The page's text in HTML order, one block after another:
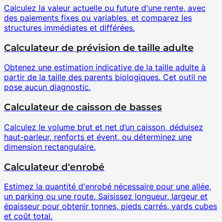
Calculez la valeur actuelle ou future d'une rente, avec
des paiements fixes ou variables, et comparez les
structures immédiates et différées.
Calculateur de prévision de taille adulte
Obtenez une estimation indicative de la taille adulte à
partir de la taille des parents biologiques. Cet outil ne
pose aucun diagnostic.
Calculateur de caisson de basses
Calculez le volume brut et net d’un caisson, déduisez
haut-parleur, renforts et évent, ou déterminez une
dimension rectangulaire.
Calculateur d'enrobé
Estimez la quantité d'enrobé nécessaire pour une allée,
un parking ou une route. Saisissez longueur, largeur et
épaisseur pour obtenir tonnes, pieds carrés, yards cubes
et coût total.